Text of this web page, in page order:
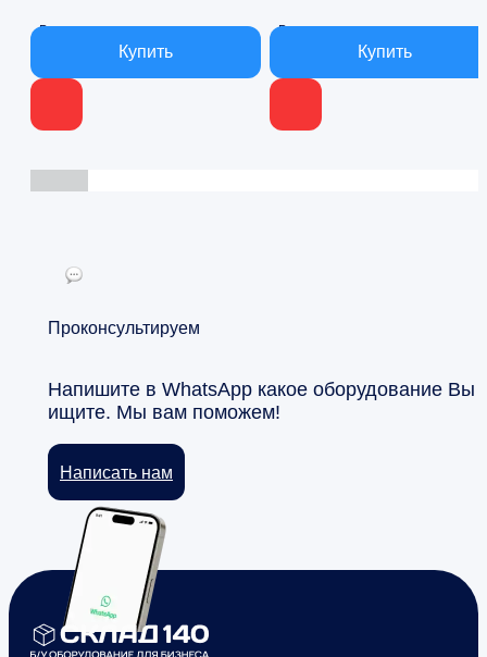
В наличии В наличии
Проконсультируем
Напишите в WhatsApp какое оборудование Вы
ищите. Мы вам поможем!
Написать нам